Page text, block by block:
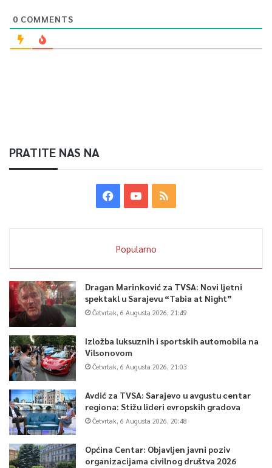
“Naš cilj ostaje da budemo pouzdan partner građanima
kroz odgovoran rad i stalno unapređenje usluge,”poručili
0 COMMENTS
PRATITE NAS NA
Popularno
Dragan Marinković za TVSA: Novi ljetni
spektakl u Sarajevu “Tabia at Night”
Četvrtak, 6 Augusta 2026, 21:49
Izložba luksuznih i sportskih automobila na
Vilsonovom
Četvrtak, 6 Augusta 2026, 21:03
Avdić za TVSA: Sarajevo u avgustu centar
regiona: Stižu lideri evropskih gradova
Četvrtak, 6 Augusta 2026, 20:48
Općina Centar: Objavljen javni poziv
organizacijama civilnog društva 2026